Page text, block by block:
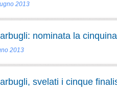
2013
nominata la
2013
svelati i cinque